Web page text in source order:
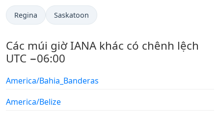
Regina Saskatoon
Các múi giờ IANA khác có chênh lệch
UTC −06:00
America/Bahia_Banderas
America/Belize